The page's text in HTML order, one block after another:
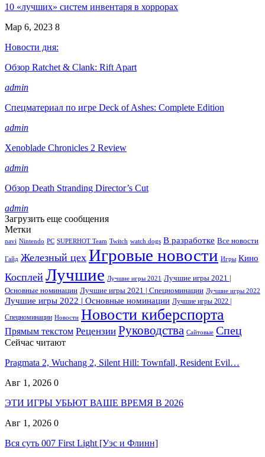
10 «лучших» систем инвентаря в хоррорах
Мар 6, 2023 8
Новости дня:
Обзор Ratchet & Clank: Rift Apart
admin
Спецматериал по игре Deck of Ashes: Complete Edition
admin
Xenoblade Chronicles 2 Review
admin
Обзор Death Stranding Director’s Cut
admin
Загрузить еще сообщения
Метки
navi Nintendo PC SUPERHOT Team Twitch watch dogs В разработке Все новости
Гайд Железный цех Игровые новости Игры Кино
Косплей Лучшие Лучшие игры 2021
Лучшие игры 2021 |
Основные номинации Лучшие игры 2021 | Спецноминации Лучшие игры 2022
Лучшие игры 2022 | Основные номинации Лучшие игры 2022 |
Спецноминации Новости Новости киберспорта
Прямым текстом Рецензии Руководства Сайтовые Спец
Сейчас читают
Pragmata 2, Wuchang 2, Silent Hill: Townfall, Resident Evil…
Авг 1, 2026 0
ЭТИ ИГРЫ УБЬЮТ ВАШЕ ВРЕМЯ В 2026
Авг 1, 2026 0
Вся суть 007 First Light [Уэс и Флинн]